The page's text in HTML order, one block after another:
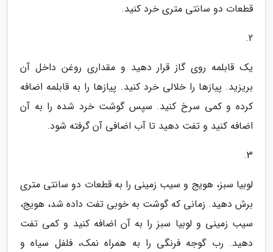
قطعات دو سانتی متری خرد کنید.
2.
یک قابلمه روی گاز قرار دهید و مقداری روغن داخل آن
بریزید. پیازها را خلالی خرد کنید. پیازها را به قابلمه اضافه
کرده و کمی سرخ کنید. سپس گوشت خرد شده را به آن
اضافه کنید و تفت دهید تا آب اضافی آن گرفته شود.
3.
لوبیا سبز، هویج و سیب زمینی را به قطعات دو سانتی متری
برش دهید. زمانی که گوشت به خوبی تفت داده شد، هویج،
سیب زمینی و لوبیا سبز را به آن اضافه کنید و کمی تفت
دهید. رب گوجه فرنگی را به همراه نمک، فلفل سیاه و